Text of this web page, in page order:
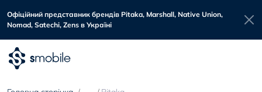
Офіційний представник брендів Pitaka, Marshall, Native Union,
Nomad, Satechi, Zens в Україні